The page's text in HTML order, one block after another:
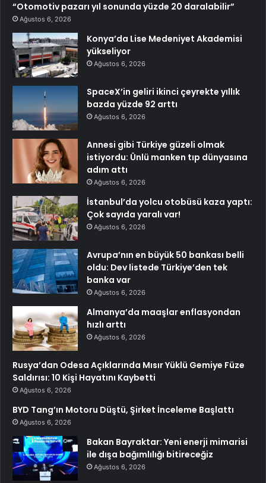
“Otomotiv pazarı yıl sonunda yüzde 20 daralabilir”
Ağustos 6, 2026
Konya’da Lise Medeniyet Akademisi
yükseliyor
Ağustos 6, 2026
SpaceX’in geliri ikinci çeyrekte yıllık
bazda yüzde 92 arttı
Ağustos 6, 2026
Annesi gibi Türkiye güzeli olmak
istiyordu: Ünlü manken tıp dünyasına
adım attı
Ağustos 6, 2026
İstanbul’da yolcu otobüsü kaza yaptı:
Çok sayıda yaralı var!
Ağustos 6, 2026
Avrupa’nın en büyük 50 bankası belli
oldu: Dev listede Türkiye’den tek
banka var
Ağustos 6, 2026
Almanya’da maaşlar enflasyondan
hızlı arttı
Ağustos 6, 2026
Rusya’dan Odesa Açıklarında Mısır Yüklü Gemiye Füze
Saldırısı: 10 Kişi Hayatını Kaybetti
Ağustos 6, 2026
BYD Tang’ın Motoru Düştü, Şirket İnceleme Başlattı
Ağustos 6, 2026
Bakan Bayraktar: Yeni enerji mimarisi
ile dışa bağımlılığı bitireceğiz
Ağustos 6, 2026